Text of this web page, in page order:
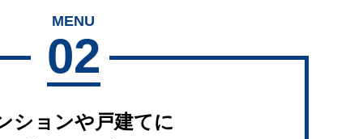
MENU
02
ションや戸建てに